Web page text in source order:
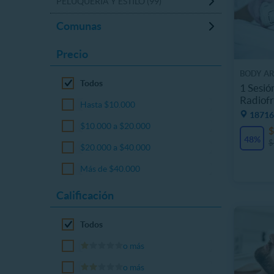
Comunas
Precio
Todos
Hasta $10.000
$10.000 a $20.000
$20.000 a $40.000
Más de $40.000
Calificación
Todos
o más
o más
1
48%